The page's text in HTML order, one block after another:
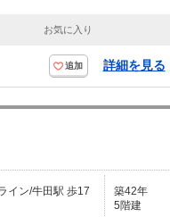
お気に入り
追加 詳細を見る
イン/牛田駅 歩17
築42年
5階建